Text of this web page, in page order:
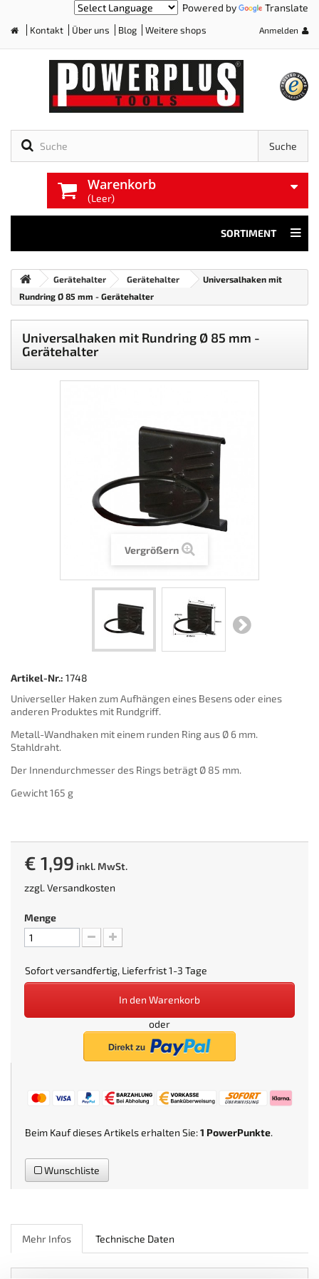
Powered by Translate
Kontakt Über uns Blog Weitere shops Anmelden
Suche
Warenkorb
(Leer)
SORTIMENT
Gerätehalter Gerätehalter
Universalhaken mit
Rundring Ø 85 mm - Gerätehalter
Universalhaken mit Rundring Ø 85 mm -
Gerätehalter
Vergrößern
Artikel-Nr.: 1748
Universeller Haken zum Aufhängen eines Besens oder eines
anderen Produktes mit Rundgriff.
Metall-Wandhaken mit einem runden Ring aus Ø 6 mm.
Stahldraht.
Der Innendurchmesser des Rings beträgt Ø 85 mm.
Gewicht 165 g
€ 1,99 inkl. MwSt.
zzgl.Versandkosten
Menge
Sofort versandfertig, Lieferfrist 1-3 Tage
In den Warenkorb
oder
Beim Kauf dieses Artikels erhalten Sie:1 PowerPunkte.
Wunschliste
Mehr Infos Technische Daten